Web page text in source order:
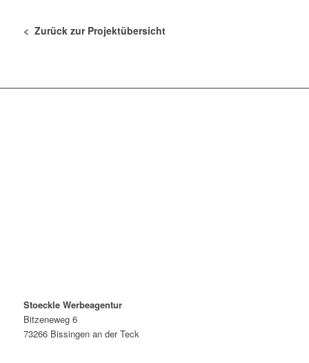
< Zurück zur Projektübersicht
Stoeckle Werbeagentur
Bitzeneweg 6
73266 Bissingen an der Teck